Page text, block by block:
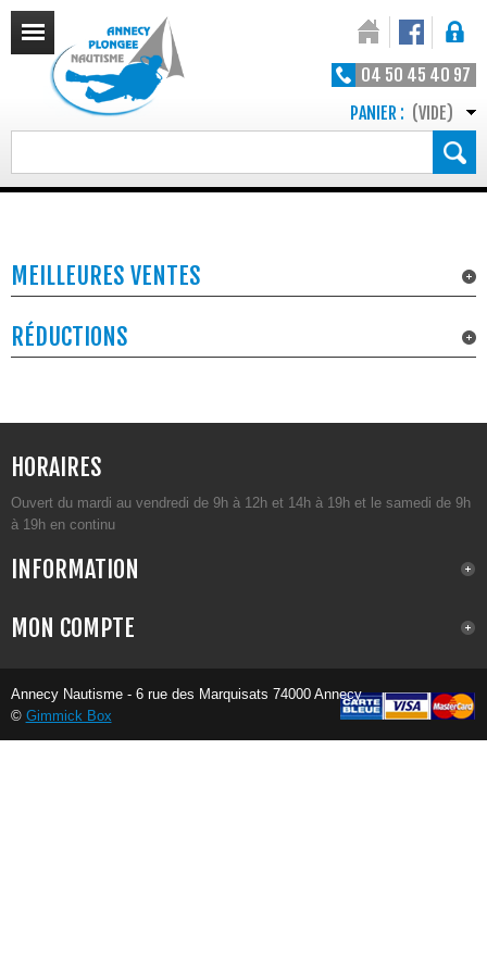
04 50 45 40 97
PANIER : (VIDE)
MEILLEURES VENTES
RÉDUCTIONS
HORAIRES
Ouvert du mardi au vendredi de 9h à 12h et 14h à 19h et le samedi de 9h
à 19h en continu
Annecy Nautisme - 6 rue des Marquisats 74000 Annecy
© Gimmick Box
INFORMATION
MON COMPTE